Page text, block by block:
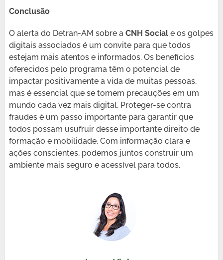
Conclusão
O alerta do Detran-AM sobre a CNH Sociale os golpes
digitais associados é um convite para que todos
estejam mais atentos e informados. Os benefícios
oferecidos pelo programa têm o potencial de
impactar positivamente a vida de muitas pessoas,
mas é essencial que se tomem precauções em um
mundo cada vez mais digital. Proteger-se contra
fraudes é um passo importante para garantir que
todos possam usufruir desse importante direito de
formação e mobilidade. Com informação clara e
ações conscientes, podemos juntos construir um
ambiente mais seguro e acessível para todos.